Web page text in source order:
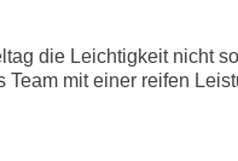
die Leichtigkeit nicht
Team mit einer reifen